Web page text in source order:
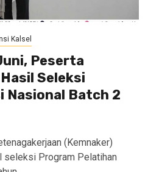
Kalsel
Peserta
Seleksi
Nasional Batch 2
(Kemnaker)
seleksi Program Pelatihan